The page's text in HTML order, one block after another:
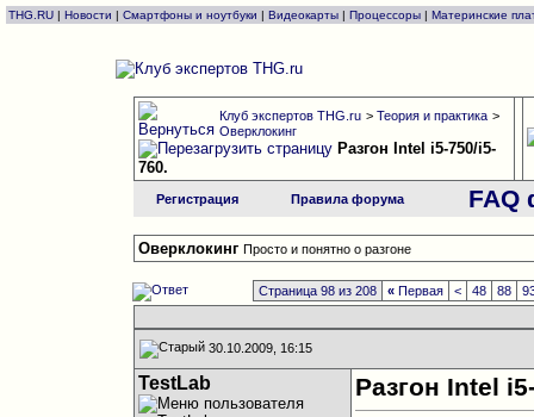
THG.RU | Новости | Смартфоны и ноутбуки | Видеокарты | Процессоры | Материнские
Клуб экспертов THG.ru > Теория и практика >
Оверклокинг
Разгон Intel i5-750/i5-
760.
Регистрация Правила форума FAQ
Оверклокинг Просто и понятно о разгоне
Страница 98 из 208 « Первая < 48 88
30.10.2009, 16:15
TestLab Разгон Intel